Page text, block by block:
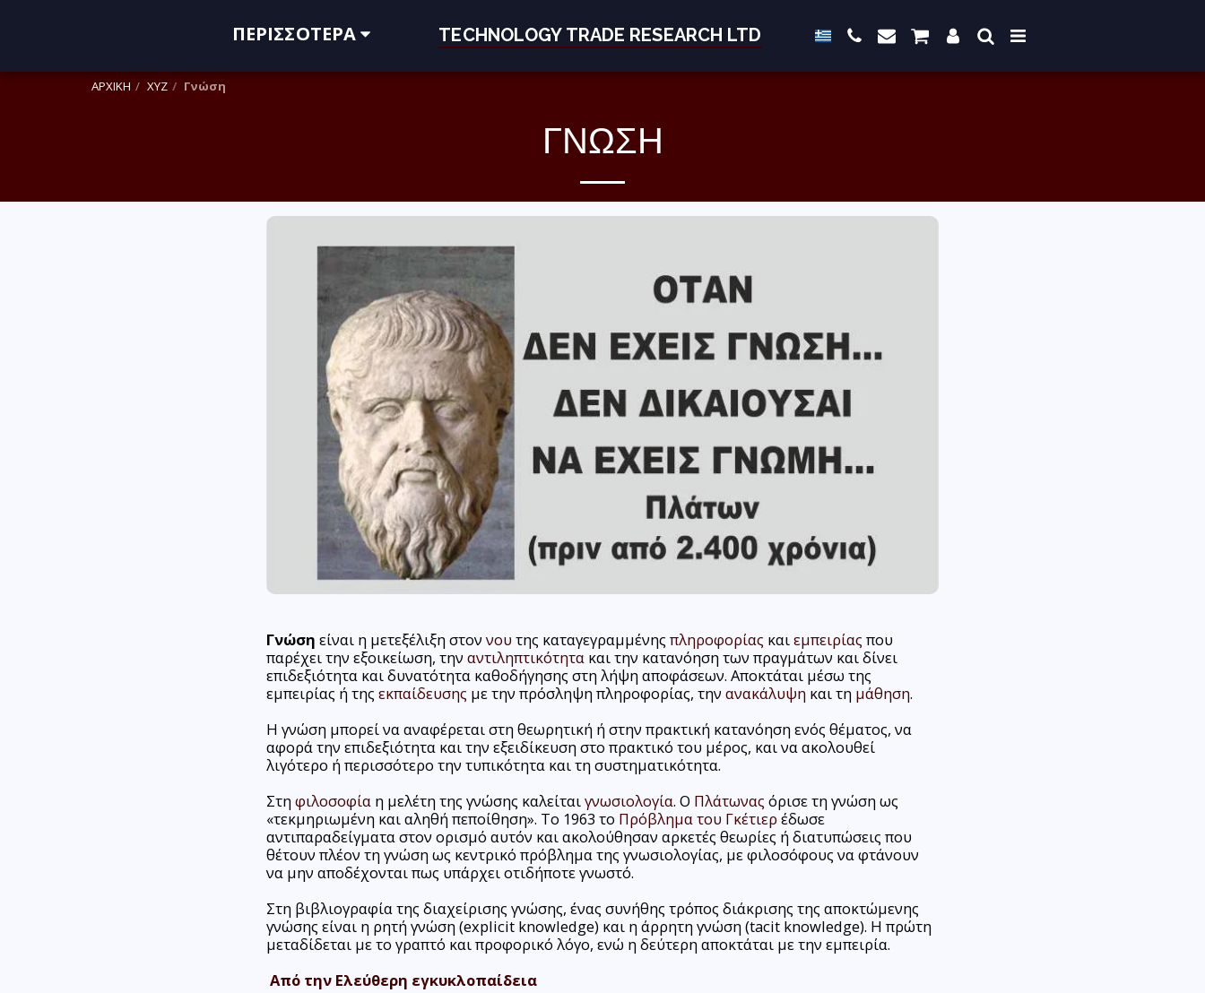
ΠΕΡΙΣΣΌΤΕΡΑ TECHNOLOGY TRADE RESEARCH LTD
ΑΡΧΙΚΗ XYZ Γνώση
ΓΝΏΣΗ
Γνώση είναι η μετεξέλιξη στον νου της καταγεγραμμένης πληροφορίας καιεμπειρίας που
παρέχει την εξοικείωση, την αντιληπτικότητα και την κατανόηση των πραγμάτων και δίνει
επιδεξιότητα και δυνατότητα καθοδήγησης στη λήψη αποφάσεων. Αποκτάται μέσω της
εμπειρίας ή της εκπαίδευσης με την πρόσληψη πληροφορίας, την ανακάλυψη και τη μάθηση.
Η γνώση μπορεί να αναφέρεται στη θεωρητική ή στην πρακτική κατανόηση ενός θέματος, να
αφορά την επιδεξιότητα και την εξειδίκευση στο πρακτικό του μέρος, και να ακολουθεί
λιγότερο ή περισσότερο την τυπικότητα και τη συστηματικότητα.
Στηφιλοσοφία η μελέτη της γνώσης καλείταιγνωσιολογία. Ο Πλάτωνας όρισε τη γνώση ως
«τεκμηριωμένη και αληθή πεποίθηση». Το 1963 το Πρόβλημα του Γκέτιερ έδωσε
αντιπαραδείγματα στον ορισμό αυτόν και ακολούθησαν αρκετές θεωρίες ή διατυπώσεις που
θέτουν πλέον τη γνώση ως κεντρικό πρόβλημα της γνωσιολογίας, με φιλοσόφους να φτάνουν
να μην αποδέχονται πως υπάρχει οτιδήποτε γνωστό.
Στη βιβλιογραφία της διαχείρισης γνώσης, ένας συνήθης τρόπος διάκρισης της αποκτώμενης
γνώσης είναι η ρητή γνώση (explicit knowledge) και η άρρητη γνώση (tacit knowledge). Η πρώτη
μεταδίδεται με το γραπτό και προφορικό λόγο, ενώ η δεύτερη αποκτάται με την εμπειρία.
Από την Ελεύθερη εγκυκλοπαίδεια